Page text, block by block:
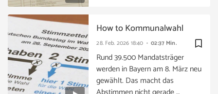
bookmark_border
28. Feb. 2026 18:40 02:37 Min.
How to Kommunalwahl
Rund 39.500 Mandatsträger
werden in Bayern am 8. März neu
gewählt. Das macht das